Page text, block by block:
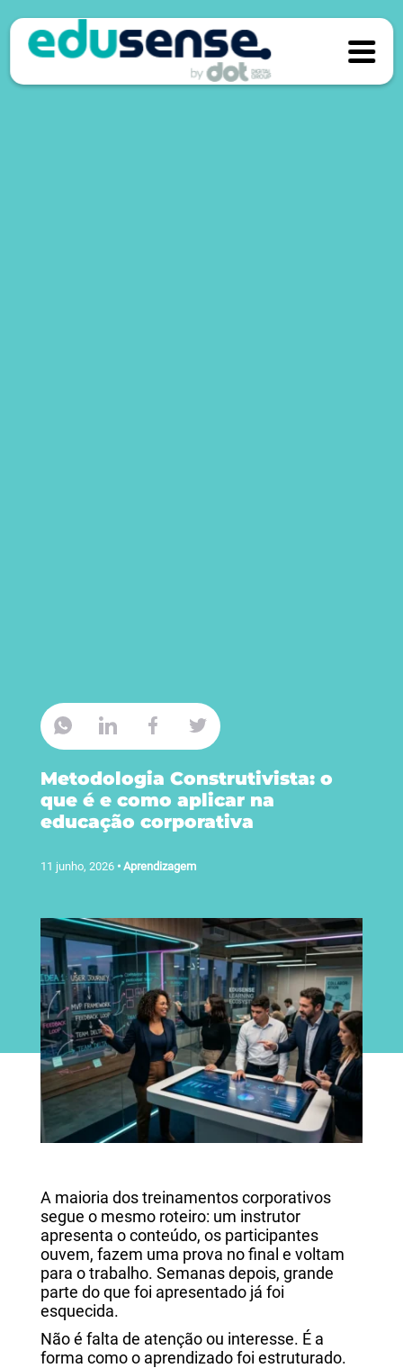
Metodologia Construtivista: o
que é e como aplicar na
educação corporativa
11 junho, 2026 • Aprendizagem
A maioria dos treinamentos corporativos
segue o mesmo roteiro: um instrutor
apresenta o conteúdo, os participantes
ouvem, fazem uma prova no final e voltam
para o trabalho. Semanas depois, grande
parte do que foi apresentado já foi
esquecida.
Não é falta de atenção ou interesse. É a
forma como o aprendizado foi estruturado.